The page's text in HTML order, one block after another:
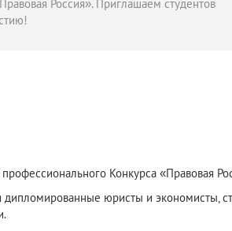
Россия». Приглашаем студентов
Конкурса «Правовая
дипломированные юристы и экономисты,